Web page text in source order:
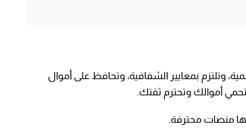
وتلتزم بمعايير الشفافية، وتحافظ على أموال
أموالك وتحترم ثقتك.
منصات محترفة.